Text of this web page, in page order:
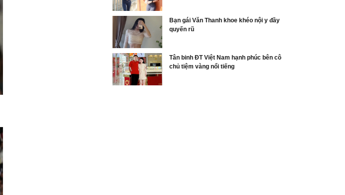
Bạn gái Văn Thanh khoe khéo nội y đầy
quyến rũ
Tân binh ĐT Việt Nam hạnh phúc bên cô
chủ tiệm vàng nổi tiếng